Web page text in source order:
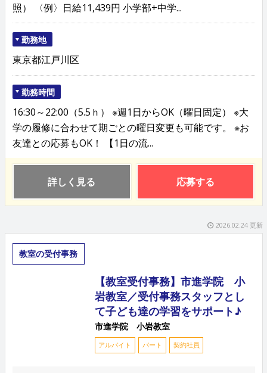
照） 〈例〉日給11,439円 小学部+中学...
勤務地
東京都江戸川区
勤務時間
16:30～22:00（5.5ｈ） ※週1日からOK（曜日固定） ※大
学の履修に合わせて期ごとの曜日変更も可能です。 ※お
友達との応募もOK！ 【1日の流...
詳しく見る 応募する
2026.02.24 更新
教室の受付事務
【教室受付事務】市進学院 小
岩教室／受付事務スタッフとし
て子ども達の学習をサポート♪
市進学院 小岩教室
アルバイト パート 契約社員